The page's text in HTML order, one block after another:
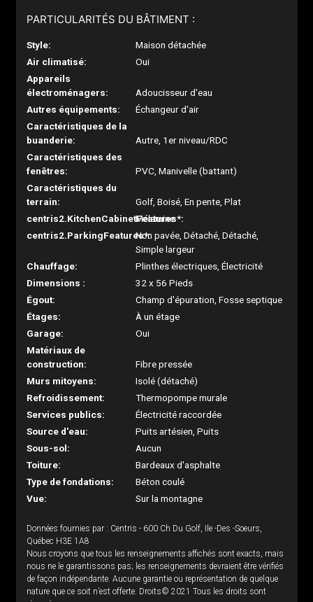
PARTICULARITÉS DU BÂTIMENT :
Style:
Maison détachée
Air climatisé:
Oui
Appareils
électroménagers:
Adoucisseur d'eau
Autres équipements:
Échangeur d'air
Caractéristiques de la
buanderie:
Autre, 1er niveau/RDC
Caractéristiques des
fenêtres:
PVC, Manivelle (battant)
Caractéristiques du
terrain:
Golf, Boisé, En pente, Plat
centris2.KitchenCabinetFeatures*:
Mélamine
centris2.ParkingFeatures*:Non pavée, Détaché, Détaché,
Simple largeur
Chauffage:
Plinthes électriques, Électricité
Dimensions :
32 x 56 Pieds
Égout:
Champ d'épuration, Fosse septique
Étages:
À un étage
Garage:
Oui
Matériaux de
construction:
Fibre pressée
Murs mitoyens:
Isolé (détaché)
Refroidissement:
Thermopompe murale
Services publics:
Électricité raccordée
Source d'eau:
Puits artésien, Puits
Sous-sol:
Aucun
Toiture:
Bardeaux d'asphalte
Type de fondations:
Béton coulé
Vue:
Sur la montagne
Données fournies par : Centris - 600 Ch Du Golf, Ile -Des -Soeurs,
Québec H3E 1A8
Nous croyons que tous les renseignements affichés sont exacts, mais
nous ne le garantissons pas; les renseignements devraient être vérifiés
de façon indépendante. Aucune garantie ou représentation de quelque
nature que ce soit n’est offerte. Droits© 2021 Tous les droits sont